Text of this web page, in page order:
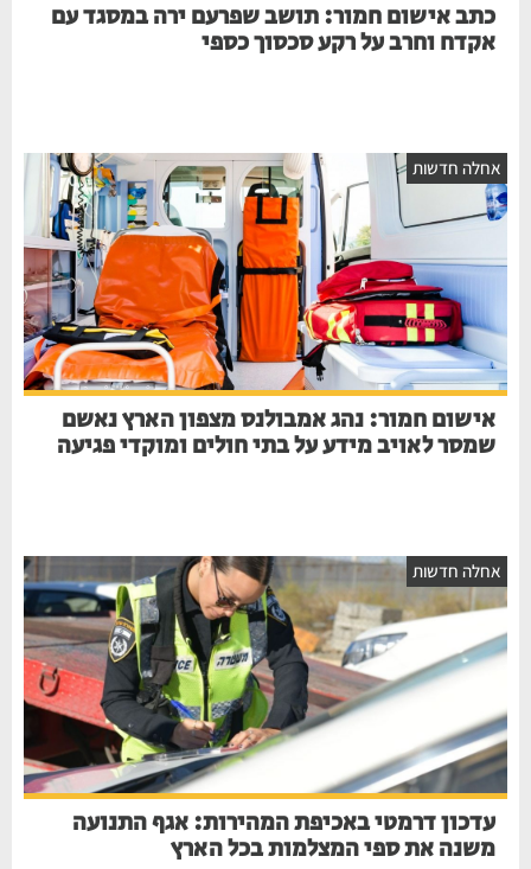
כתב אישום חמור: תושב שפרעם ירה במסגד עם
אקדח וחרב על רקע סכסוך כספי
חדשות
אישום חמור: נהג אמבולנס מצפון הארץ נאשם
שמסר לאויב מידע על בתי חולים ומוקדי פגיעה
חדשות
עדכון דרמטי באכיפת המהירות: אגף התנועה
משנה את ספי המצלמות בכל הארץ